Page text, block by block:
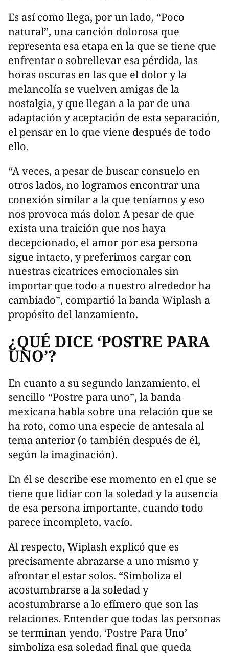
Es así como llega, por un lado, “Poco
natural”, una canción dolorosa que
representa esa etapa en la que se tiene que
enfrentar o sobrellevar esa pérdida, las
horas oscuras en las que el dolor y la
melancolía se vuelven amigas de la
nostalgia, y que llegan a la par de una
adaptación y aceptación de esta separación,
el pensar en lo que viene después de todo
ello.
“A veces, a pesar de buscar consuelo en
otros lados, no logramos encontrar una
conexión similar a la que teníamos y eso
nos provoca más dolor. A pesar de que
exista una traición que nos haya
decepcionado, el amor por esa persona
sigue intacto, y preferimos cargar con
nuestras cicatrices emocionales sin
importar que todo a nuestro alrededor ha
cambiado”, compartió la banda Wiplash a
propósito del lanzamiento.
¿QUÉ DICE ‘POSTRE PARA
UNO’?
En cuanto a su segundo lanzamiento, el
sencillo “Postre para uno”, la banda
mexicana habla sobre una relación que se
ha roto, como una especie de antesala al
tema anterior (o también después de él,
según la imaginación).
En él se describe ese momento en el que se
tiene que lidiar con la soledad y la ausencia
de esa persona importante, cuando todo
parece incompleto, vacío.
Al respecto, Wiplash explicó que es
precisamente abrazarse a uno mismo y
afrontar el estar solos. “Simboliza el
acostumbrarse a la soledad y
acostumbrarse a lo efímero que son las
relaciones. Entender que todas las personas
se terminan yendo. ‘Postre Para Uno’
simboliza esa soledad final que queda